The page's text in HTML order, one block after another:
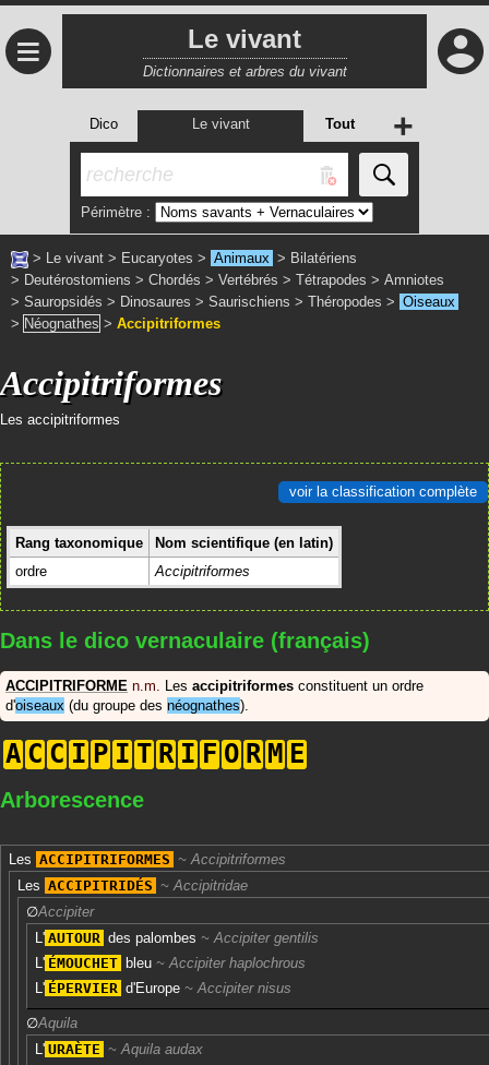
≡ Le vivant
Dictionnaires et arbres du vivant
Dico Le vivant Tout
Périmètre :
+
> Le vivant > Eucaryotes > Animaux > Bilatériens
> Deutérostomiens > Chordés > Vertébrés > Tétrapodes > Amniotes
> Sauropsidés > Dinosaures > Saurischiens > Théropodes > Oiseaux
> Néognathes > Accipitriformes
Accipitriformes
Les accipitriformes
voir la classification complète
Rang taxonomique
Nom scientifique (en latin)
ordre
Accipitriformes
Dans le dico vernaculaire (français)
ACCIPITRIFORME n.m. Les accipitriformes constituent un ordre
d'oiseaux (du groupe des néognathes).
A C C I P I T R I F O R M E
Arborescence
Les ACCIPITRIFORMES
Accipitriformes
Les ACCIPITRIDÉS
Accipitridae
∅Accipiter
L' AUTOUR des palombes
Accipiter gentilis
L' ÉMOUCHET bleu
Accipiter haplochrous
L' ÉPERVIER d'Europe Accipiter nisus
∅Aquila
L' URAÈTE
Aquila audax